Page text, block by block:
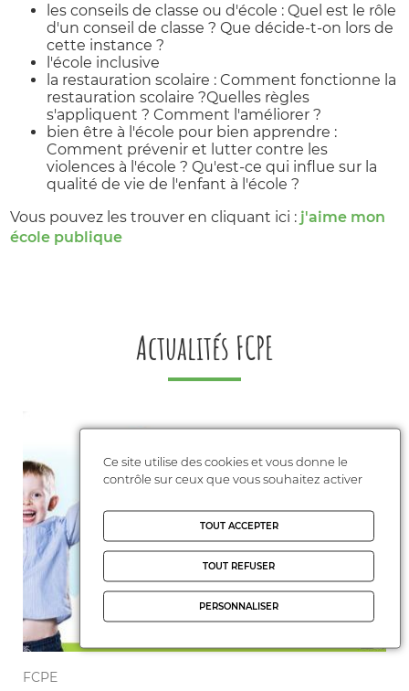
les conseils de classe ou d'école : Quel est le rôle
d'un conseil de classe ? Que décide-t-on lors de
cette instance ?
l'école inclusive
la restauration scolaire : Comment fonctionne la
restauration scolaire ?Quelles règles
s'appliquent ? Comment l'améliorer ?
bien être à l'école pour bien apprendre :
Comment prévenir et lutter contre les
violences à l'école ? Qu'est-ce qui influe sur la
qualité de vie de l'enfant à l'école ?
Vous pouvez les trouver en cliquant ici : j'aime mon
école publique
Actualités FCPE
FCPE
Ce site utilise des cookies et vous donne le
contrôle sur ceux que vous souhaitez activer
TOUT ACCEPTER
TOUT REFUSER
PERSONNALISER